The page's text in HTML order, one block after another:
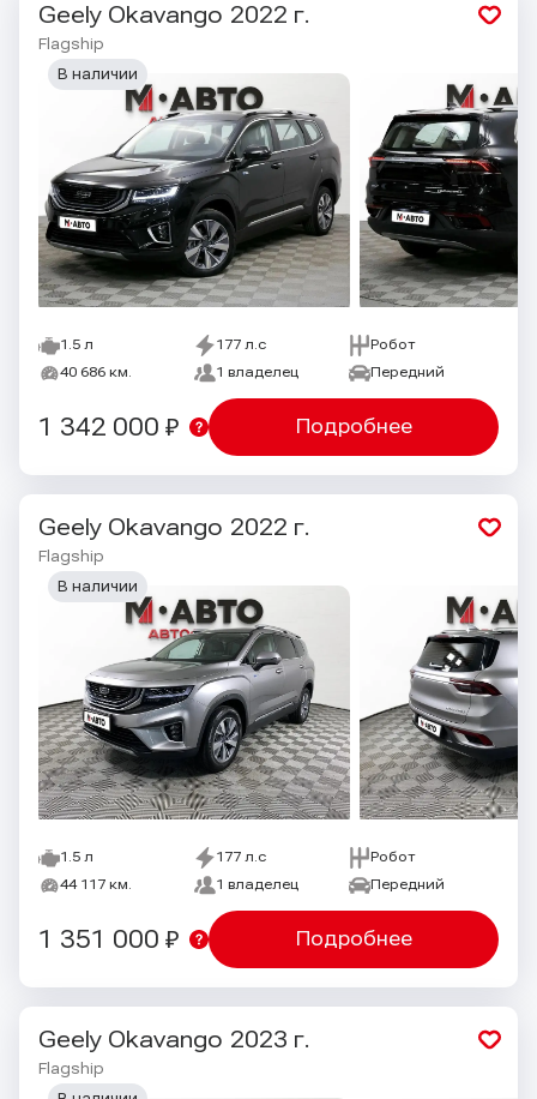
Geely Okavango 2022 г.
Flagship
1.5 л 177 л.с
Робот
40 686 км.
1 владелец Передний
В наличии
Подробнее
1 342 000 ₽
Geely Okavango 2022 г.
Flagship
1.5 л 177 л.с
Робот
44 117 км.
1 владелец Передний
В наличии
Подробнее
1 351 000 ₽
Geely Okavango 2023 г.
Flagship